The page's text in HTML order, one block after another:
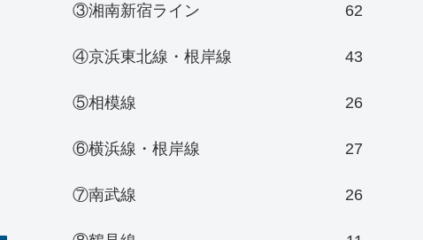
③湘南新宿ライン 62
④京浜東北線・根岸線 43
⑤相模線 26
⑥横浜線・根岸線 27
⑦南武線 26